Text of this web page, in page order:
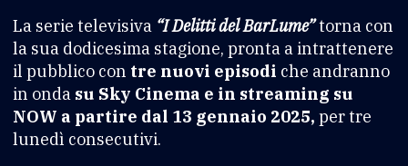
La serie televisiva “I Delitti del BarLume”torna con
la sua dodicesima stagione, pronta a intrattenere
il pubblico con tre nuovi episodi che andranno
in onda su Sky Cinema e in streaming su
NOW a partire dal 13 gennaio 2025, per tre
lunedì consecutivi.